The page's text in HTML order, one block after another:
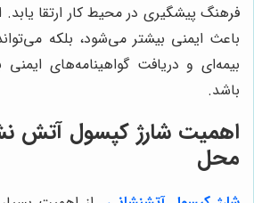
فرهنگ پیشگیری در محیط کار ارتقا
باعث ایمنی بیشتر می‌شود، بلکه
بیمه‌ای و دریافت گواهینامه‌های ایمنی
باشد.
اهمیت شارژ کپسول آتش
محل